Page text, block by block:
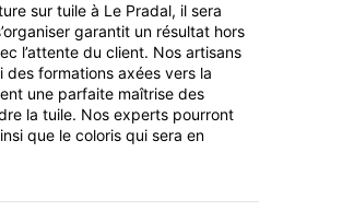
sur tuile à Le Pradal, il sera
garantit un résultat hors
l’attente du client. Nos artisans
formations axées vers la
une parfaite maîtrise des
la tuile. Nos experts pourront
que le coloris qui sera en